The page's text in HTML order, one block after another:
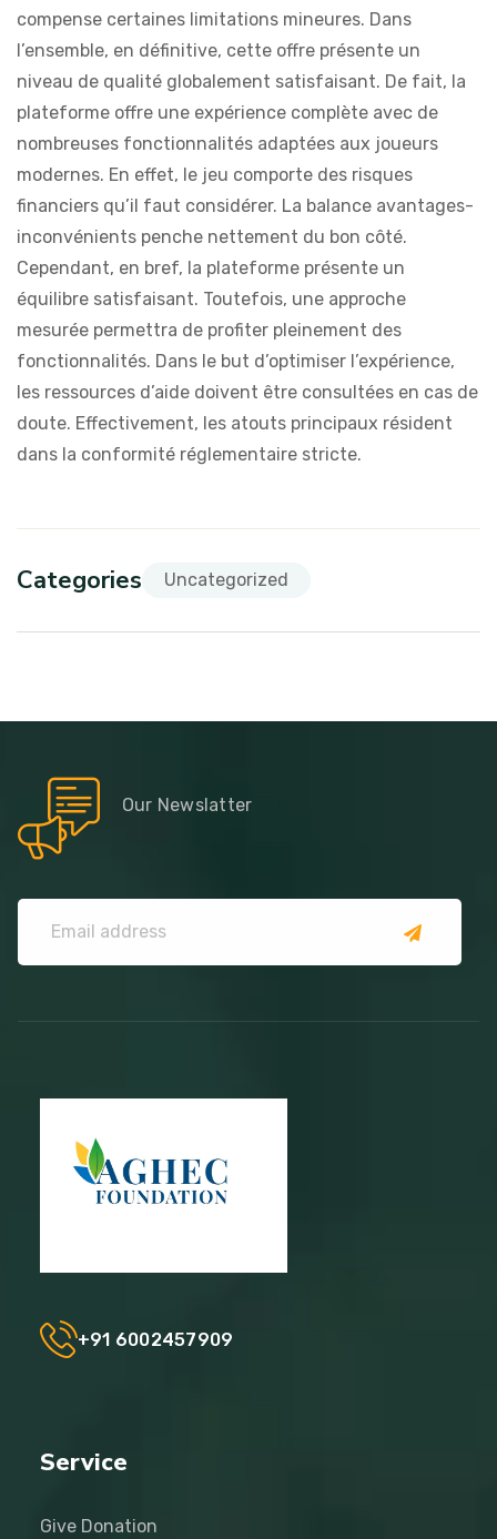
compense certaines limitations mineures. Dans
l’ensemble, en définitive, cette offre présente un
niveau de qualité globalement satisfaisant. De fait, la
plateforme offre une expérience complète avec de
nombreuses fonctionnalités adaptées aux joueurs
modernes. En effet, le jeu comporte des risques
financiers qu’il faut considérer. La balance avantages-
inconvénients penche nettement du bon côté.
Cependant, en bref, la plateforme présente un
équilibre satisfaisant. Toutefois, une approche
mesurée permettra de profiter pleinement des
fonctionnalités. Dans le but d’optimiser l’expérience,
les ressources d’aide doivent être consultées en cas de
doute. Effectivement, les atouts principaux résident
dans la conformité réglementaire stricte.
Categories Uncategorized
Our Newslatter
+91 6002457909
Service
Give Donation